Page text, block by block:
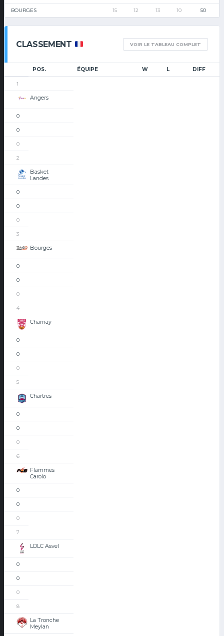
BOURGES 15 12 13 10 50
CLASSEMENT VOIR LE TABLEAU COMPLET
POS. ÉQUIPE W L DIFF
1
Angers
0
0
0
2
Basket
Landes
0
0
0
3
Bourges
0
0
0
4
Charnay
0
0
0
5
Chartres
0
0
0
6
Flammes
Carolo
0
0
0
7
LDLC Asvel
0
0
0
8
La Tronche
Meylan